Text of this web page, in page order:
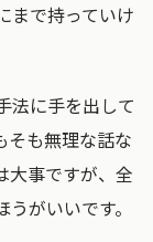
まで持っていけ
法に手を出して
そも無理な話な
大事ですが、全
がいいです。